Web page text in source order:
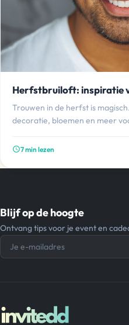
Herfstbruiloft: inspiratie
Trouwen in de herfst is
decoratie, bloemen en meer
schedule7 min lezen
Blijf op de hoogte
Ontvang tips voor je event en
Je e-mailadres